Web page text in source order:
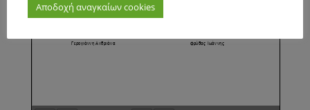
Αποδοχή αναγκαίων cookies